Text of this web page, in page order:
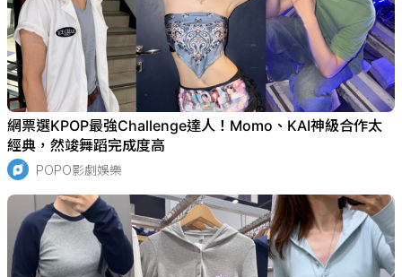
網票選KPOP最強Challenge達人！Momo、KAI神級合作太
經典，然竣舞蹈完成度高
POPO影劇娛樂